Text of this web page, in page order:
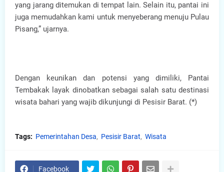
yang jarang ditemukan di tempat lain. Selain itu, pantai ini
juga memudahkan kami untuk menyeberang menuju Pulau
Pisang,” ujarnya.
Dengan keunikan dan potensi yang dimiliki, Pantai
Tembakak layak dinobatkan sebagai salah satu destinasi
wisata bahari yang wajib dikunjungi di Pesisir Barat. (*)
Tags: Pemerintahan Desa Pesisir Barat Wisata
Facebook